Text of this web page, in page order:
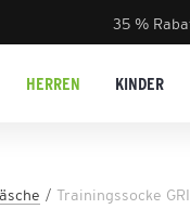
35 %
HERREN KINDER
Trainingssocke